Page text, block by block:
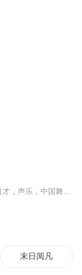
末日阅凡